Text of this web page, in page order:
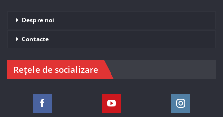
Despre noi
Contacte
Rețele de socializare